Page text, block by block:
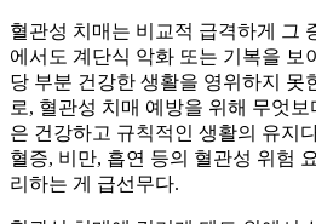
혈관성 치매는 비교적 급격하게 그
에서도 계단식 악화 또는 기복을 보
당 부분 건강한 생활을 영위하지 못
로, 혈관성 치매 예방을 위해 무엇
은 건강하고 규칙적인 생활의 유지
혈증, 비만, 흡연 등의 혈관성 위험
리하는 게 급선무다.